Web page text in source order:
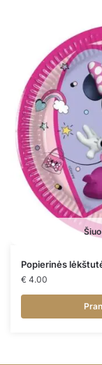
Popierinės
€ 4.00